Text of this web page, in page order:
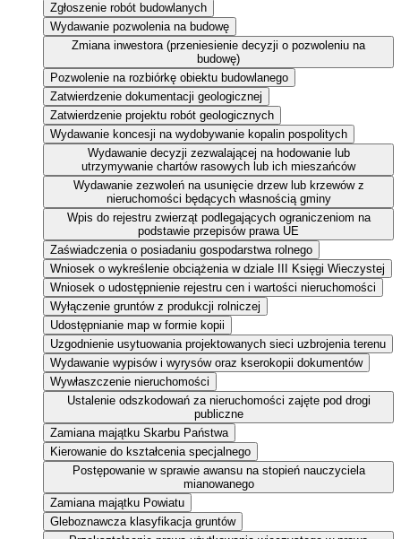
Zgłoszenie robót budowlanych
Wydawanie pozwolenia na budowę
Zmiana inwestora (przeniesienie decyzji o pozwoleniu na
budowę)
Pozwolenie na rozbiórkę obiektu budowlanego
Zatwierdzenie dokumentacji geologicznej
Zatwierdzenie projektu robót geologicznych
Wydawanie koncesji na wydobywanie kopalin pospolitych
Wydawanie decyzji zezwalającej na hodowanie lub
utrzymywanie chartów rasowych lub ich mieszańców
Wydawanie zezwoleń na usunięcie drzew lub krzewów z
nieruchomości będących własnością gminy
Wpis do rejestru zwierząt podlegających ograniczeniom na
podstawie przepisów prawa UE
Zaświadczenia o posiadaniu gospodarstwa rolnego
Wniosek o wykreślenie obciążenia w dziale III Księgi Wieczystej
Wniosek o udostępnienie rejestru cen i wartości nieruchomości
Wyłączenie gruntów z produkcji rolniczej
Udostępnianie map w formie kopii
Uzgodnienie usytuowania projektowanych sieci uzbrojenia terenu
Wydawanie wypisów i wyrysów oraz kserokopii dokumentów
Wywłaszczenie nieruchomości
Ustalenie odszkodowań za nieruchomości zajęte pod drogi
publiczne
Zamiana majątku Skarbu Państwa
Kierowanie do kształcenia specjalnego
Postępowanie w sprawie awansu na stopień nauczyciela
mianowanego
Zamiana majątku Powiatu
Gleboznawcza klasyfikacja gruntów